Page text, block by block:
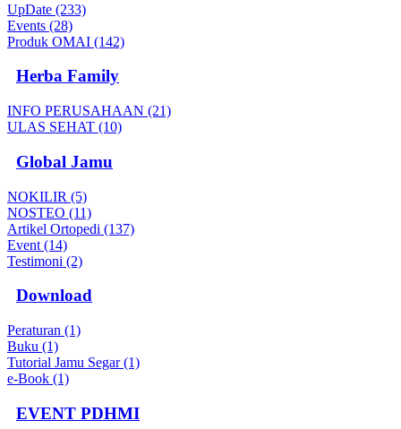
UpDate (233)
Events (28)
Produk OMAI (142)
Herba Family
INFO PERUSAHAAN (21)
ULAS SEHAT (10)
Global Jamu
NOKILIR (5)
NOSTEO (11)
Artikel Ortopedi (137)
Event (14)
Testimoni (2)
Download
Peraturan (1)
Buku (1)
Tutorial Jamu Segar (1)
e-Book (1)
EVENT PDHMI